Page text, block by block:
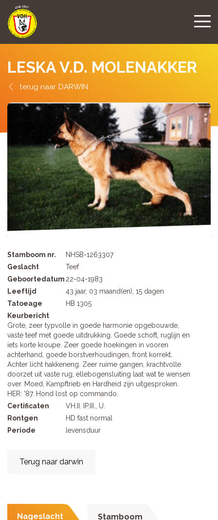
LESKA V.D. MOLENAKKER
DARWIN
Stamboom nr.
NHSB-1263307
Geslacht
Teef
Geboortedatum 22-04-1983
Leeftijd
43 jaar, 03 maand(en), 15 dagen
Tatoeage
HB 1305
Keurbericht
Grote, zeer typvolle in goede harmonie opgebouwde,
vaste teef met goede uitdrukking. Goede schoft, ruglijn en
iets korte kroupe. Zeer goede hoekingen in vooren
achterhand, goede borstverhoudingen, front korrekt.
Achter licht hakkeneng. Zeer ruime gangen, krachtvolle
doorzet uit vaste rug, ellebogensluiting laat wat te wensen
over. Moed, Kampftrieb en Hardheid zijn uitgesproken.
HER: '87. Hond lost op commando.
Certificaten
VH.II. IP.III., U.
Rontgen
HD fast normal
Periode
levensduur
Terug naar darwin
Nageslacht Stamboom